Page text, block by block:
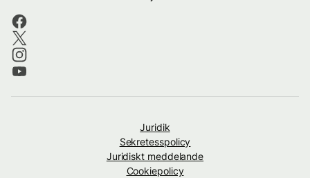
Juridik
Sekretesspolicy
Juridiskt meddelande
Cookiepolicy